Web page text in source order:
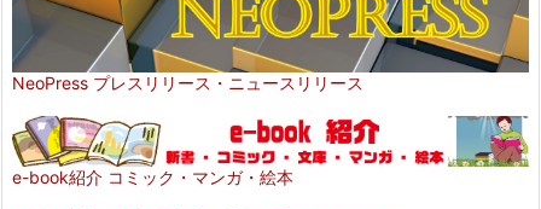
NeoPress プレスリリース・ニュースリリース
e-book紹介 コミック・マンガ・絵本